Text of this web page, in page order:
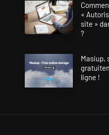
«
site »
?
Masiup,
ligne !